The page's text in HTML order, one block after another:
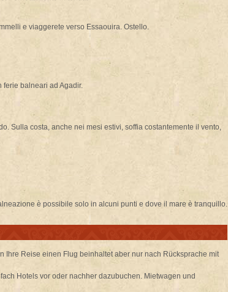
e viaggerete verso Essaouira. Ostello.
ferie balneari ad Agadir.
Sulla costa, anche nei mesi estivi, soffia costantemente il vento,
è possibile solo in alcuni punti e dove il mare è tranquillo.
Reise einen Flug beinhaltet aber nur nach Rücksprache mit
Hotels vor oder nachher dazubuchen. Mietwagen und